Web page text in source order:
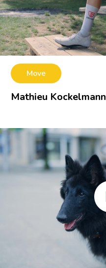
Move
Mathieu Kockelmann